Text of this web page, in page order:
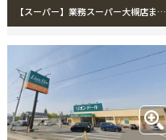
【スーパー】業務スーパー大槻店まで712m 業務スーパー大槻店